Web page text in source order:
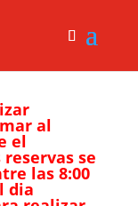
al
el
se
las 8:00
dia